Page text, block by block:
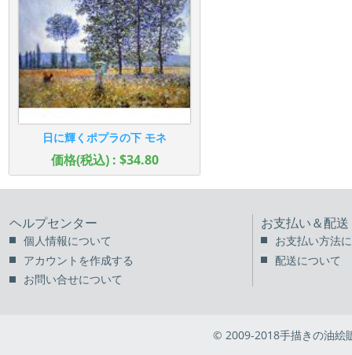
日に輝くポプラの下 モネ
価格(税込) : $34.80
ヘルプセンター
個人情報について
アカウントを作成する
お問い合せについて
お支払い＆配送
お支払い方法
配送について
© 2009-2018手描きの油絵